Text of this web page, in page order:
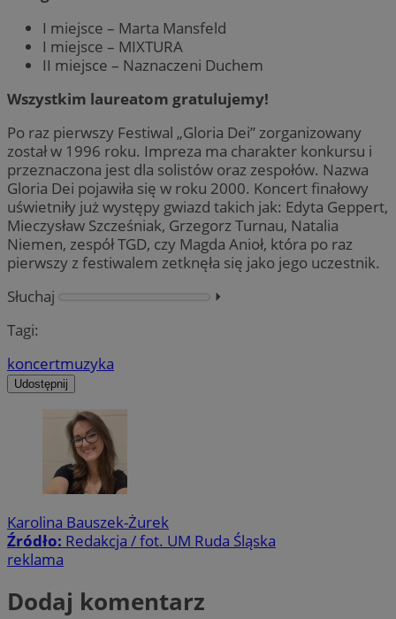
I miejsce – Marta Mansfeld
I miejsce – MIXTURA
II miejsce – Naznaczeni Duchem
Wszystkim laureatom gratulujemy!
Po raz pierwszy Festiwal „Gloria Dei” zorganizowany
został w 1996 roku. Impreza ma charakter konkursu i
przeznaczona jest dla solistów oraz zespołów. Nazwa
Gloria Dei pojawiła się w roku 2000. Koncert finałowy
uświetniły już występy gwiazd takich jak: Edyta Geppert,
Mieczysław Szcześniak, Grzegorz Turnau, Natalia
Niemen, zespół TGD, czy Magda Anioł, która po raz
pierwszy z festiwalem zetknęła się jako jego uczestnik.
Słuchaj
⏵︎
Tagi:
koncertmuzyka
Udostępnij
Karolina Bauszek-Żurek
Źródło: Redakcja / fot. UM Ruda Śląska
reklama
Dodaj komentarz